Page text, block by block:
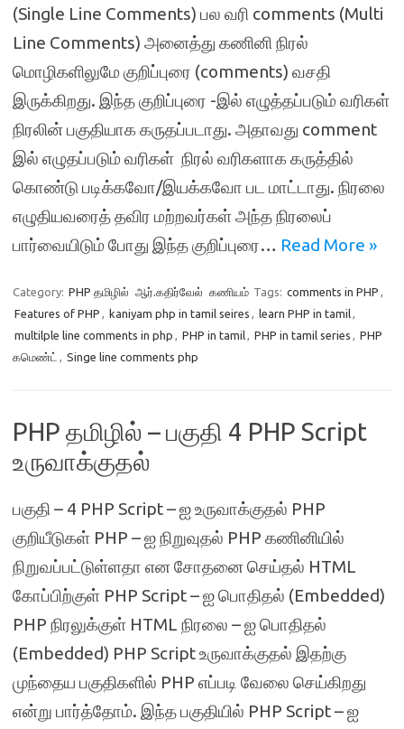
(Single Line Comments) பல வரி comments (Multi
Line Comments) அனைத்து கணினி நிரல்
மொழிகளிலுமே குறிப்புரை (comments) வசதி
இருக்கிறது. இந்த குறிப்புரை -இல் எழுத்தப்படும் வரிகள்
நிரலின் பகுதியாக கருதப்படாது. அதாவது comment
இல் எழுதப்படும் வரிகள் நிரல் வரிகளாக கருத்தில்
கொண்டு படிக்கவோ/இயக்கவோ பட மாட்டாது. நிரலை
எழுதியவரைத் தவிர மற்றவர்கள் அந்த நிரலைப்
பார்வையிடும் போது இந்த குறிப்புரை… Read More »
Category: PHP தமிழில் ஆர்.கதிர்வேல் கணியம் Tags: comments in PHP ,
Features of PHP , kaniyam php in tamil seires , learn PHP in tamil,
multilple line comments in php , PHP in tamil, PHP in tamil series , PHP
கமெண்ட் , Singe line comments php
PHP தமிழில் – பகுதி 4 PHP Script
உருவாக்குதல்
பகுதி – 4 PHP Script – ஐ உருவாக்குதல் PHP
குறியீடுகள் PHP – ஐ நிறுவுதல் PHP கணினியில்
நிறுவப்பட்டுள்ளதா என சோதனை செய்தல் HTML
கோப்பிற்குள் PHP Script – ஐ பொதிதல் (Embedded)
PHP நிரலுக்குள் HTML நிரலை – ஐ பொதிதல்
(Embedded) PHP Script உருவாக்குதல் இதற்கு
முந்தைய பகுதிகளில் PHP எப்படி வேலை செய்கிறது
என்று பார்த்தோம். இந்த பகுதியில் PHP Script – ஐ